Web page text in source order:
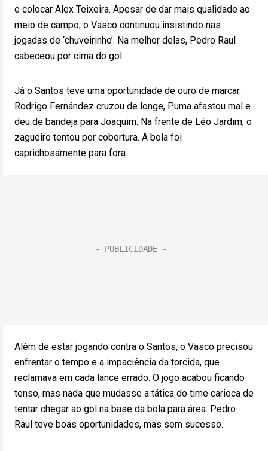
e colocar Alex Teixeira. Apesar de dar mais qualidade ao
meio de campo, o Vasco continuou insistindo nas
jogadas de ‘chuveirinho’. Na melhor delas, Pedro Raul
cabeceou por cima do gol.
Já o Santos teve uma oportunidade de ouro de marcar.
Rodrigo Fernández cruzou de longe, Puma afastou mal e
deu de bandeja para Joaquim. Na frente de Léo Jardim, o
zagueiro tentou por cobertura. A bola foi
caprichosamente para fora.
Além de estar jogando contra o Santos, o Vasco precisou
enfrentar o tempo e a impaciência da torcida, que
reclamava em cada lance errado. O jogo acabou ficando
tenso, mas nada que mudasse a tática do time carioca de
tentar chegar ao gol na base da bola para área. Pedro
Raul teve boas oportunidades, mas sem sucesso.